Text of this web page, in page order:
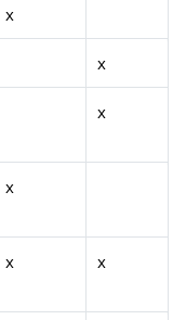
x
x
x
x
x x